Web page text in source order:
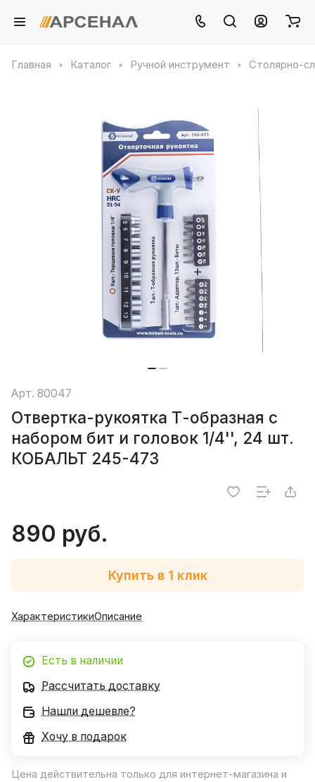
Главная Каталог Ручной инструмент Столярно-
Арт. 80047
Отвертка-рукоятка Т-образная с
набором бит и головок 1/4'', 24 шт.
КОБАЛЬТ 245-473
890 руб.
Купить в 1 клик
ХарактеристикиОписание
Есть в наличии
Рассчитать доставку
Нашли дешевле?
Хочу в подарок
Цена действительна только для интернет-магазина и